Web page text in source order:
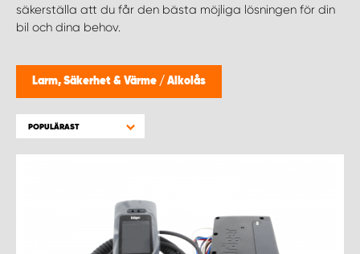
säkerställa att du får den bästa möjliga lösningen för din
bil och dina behov.
Larm, Säkerhet & Värme / Alkolås
POPULÄRAST
WORK SYSTEM LULEÅ
WORK SYSTEM SKELLEFTEÅ
WORK SYSTEM STOCKHOLM NORR